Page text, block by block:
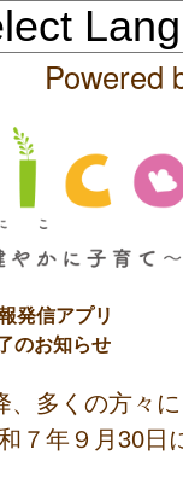
Powered
発信アプリ
のお知らせ
多くの方々
７年９月30日